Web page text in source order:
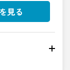
見る